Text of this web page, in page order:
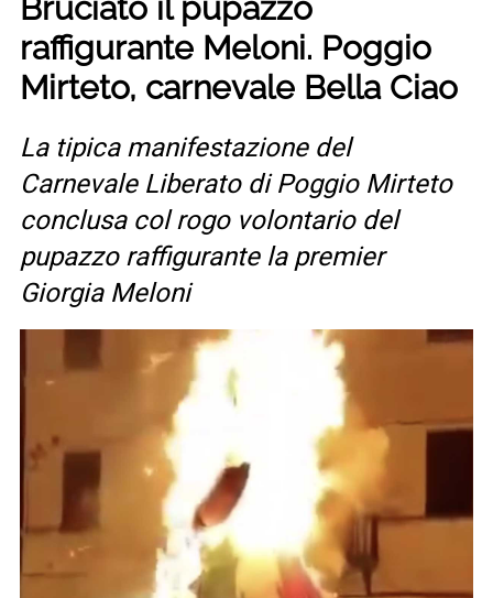
Bruciato il pupazzo
raffigurante Meloni. Poggio
Mirteto, carnevale Bella Ciao
La tipica manifestazione del
Carnevale Liberato di Poggio Mirteto
conclusa col rogo volontario del
pupazzo raffigurante la premier
Giorgia Meloni